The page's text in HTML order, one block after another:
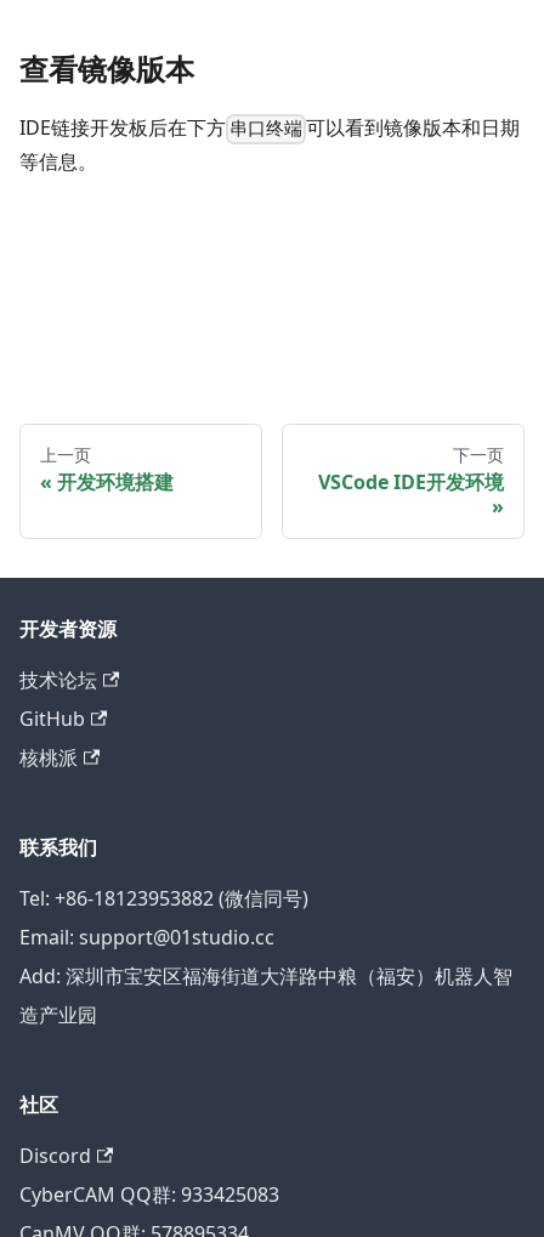
查看镜像版本
IDE链接开发板后在下方 串口终端可以看到镜像版本和日期
等信息。
上一页
开发环境搭建
下一页
VSCode IDE开发环境
开发者资源
技术论坛
GitHub
核桃派
联系我们
Tel: +86-18123953882 (微信同号)
Email: support@01studio.cc
Add: 深圳市宝安区福海街道大洋路中粮（福安）机器人智
造产业园
社区
Discord
CyberCAM QQ群: 933425083